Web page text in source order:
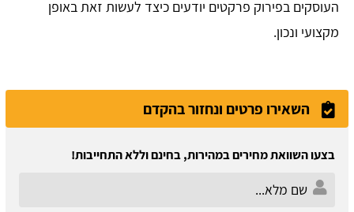
העוסקים בפירוק פרקטים יודעים כיצד לעשות זאת באופן
מקצועי ונכון.
השאירו פרטים ונחזור בהקדם
בצעו השוואת מחירים במהירות, בחינם וללא התחייבות!